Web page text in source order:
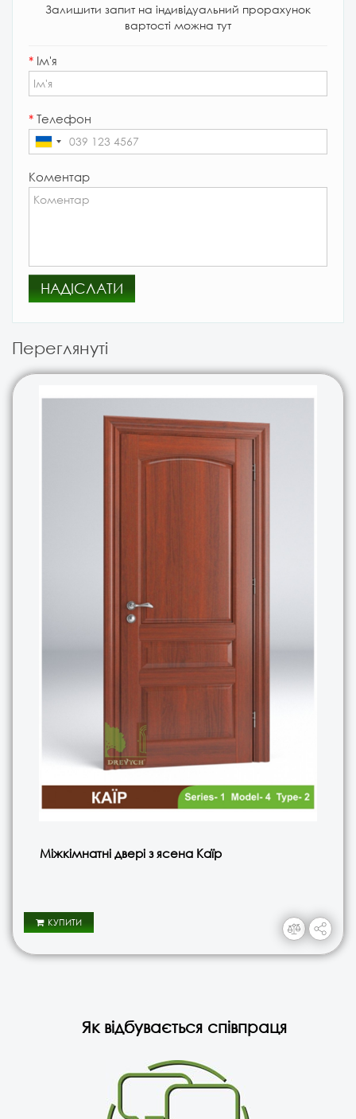
Залишити запит на індивідуальний прорахунок
вартості можна тут
* Ім'я
* Телефон
Коментар
НАДІСЛАТИ
Переглянуті
Міжкімнатні двері з ясена Каїр
КУПИТИ
Як відбувається співпраця